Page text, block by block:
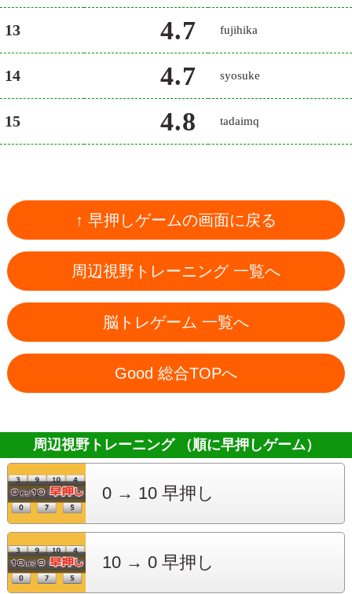
13 4.7 fujihika
14 4.7 syosuke
15 4.8 tadaimq
↑ 早押しゲームの画面に戻る
周辺視野トレーニング 一覧へ
脳トレゲーム 一覧へ
Good 総合TOPへ
周辺視野トレーニング （順に早押しゲーム）
0 → 10 早押し
10 → 0 早押し